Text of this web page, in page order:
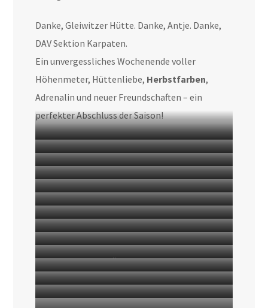
Danke, Gleiwitzer Hütte. Danke, Antje. Danke,
DAV Sektion Karpaten.
Ein unvergessliches Wochenende voller
Höhenmeter, Hüttenliebe, Herbstfarben,
Adrenalin und neuer Freundschaften – ein
perfekter Abschluss der Saison!
Die Gruppe startet
Kurze Pause
Blick auf die Jagdhutte
Gleiwitzer Hütte im Herbst mit Blaubeeren
Sonnenaufgang
Gottfried am Klettersteig
Auf den Hohen Tenn
3000-er
3000-er
Über den Grat
Gipfelfoto
Antjes letztes Abendessen auf der Gleiwitzer Hütte
Verabschiedung von Antje